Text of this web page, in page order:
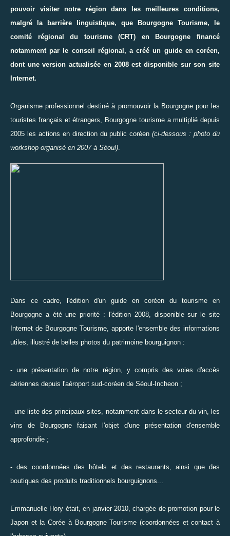
pouvoir visiter notre région dans les meilleures conditions,
malgré la barrière linguistique, que Bourgogne Tourisme, le
comité régional du tourisme (CRT) en Bourgogne financé
notamment par le conseil régional, a créé un guide en coréen,
dont une version actualisée en 2008 est disponible sur son site
Internet.
Organisme professionnel destiné à promouvoir la Bourgogne pour les
touristes français et étrangers,
Bourgogne tourisme a multiplié depuis
2005 les actions en direction du public coréen (ci-dessous : photo du
workshop organisé en 2007 à Séoul)
Dans ce cadre, l'édition d'un guide en coréen du tourisme en
Bourgogne a été une priorité : l'édition 2008,
disponible sur le site
Internet de Bourgogne Tourisme, apporte l'ensemble des informations
utiles, illustré de belles photos du patrimoine bourguignon :
- une présentation de notre région, y compris des voies d'accès
aériennes depuis l'aéroport sud-coréen de Séoul-Incheon ;
- une liste des principaux sites, notamment dans le secteur du vin, les
vins de Bourgogne faisant l'objet d'une présentation d'ensemble
approfondie ;
- des coordonnées des hôtels et des restaurants, ainsi que des
boutiques des produits traditionnels bourguignons...
Emmanuelle Hory était, en janvier 2010, chargée de promotion pour le
Japon et la Corée à Bourgogne Tourisme (coordonnées et contact à